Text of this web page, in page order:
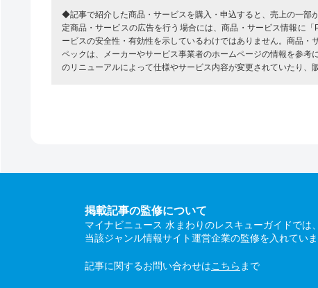
◆記事で紹介した商品・サービスを購入・申込すると、売上の一
定商品・サービスの広告を行う場合には、商品・サービス情報に
ービスの安全性・有効性を示しているわけではありません。商品
ペックは、メーカーやサービス事業者のホームページの情報を参
のリニューアルによって仕様やサービス内容が変更されていたり、
掲載記事の監修について
マイナビニュース 水まわりのレスキューガイドでは
当該ジャンル情報サイト運営企業の監修を入れていま
記事に関するお問い合わせはこちら まで